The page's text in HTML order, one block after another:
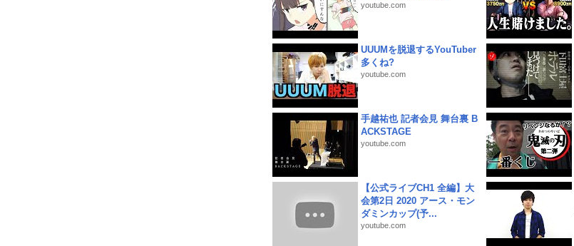
youtube.com
UUUMを脱退するYouTuber
多くね?
youtube.com
手越祐也 記者会見 舞台裏 B
ACKSTAGE
youtube.com
【公式ライブCH1 全編】大
会第2日 2020 アース・モン
ダミンカップ(予...
youtube.com